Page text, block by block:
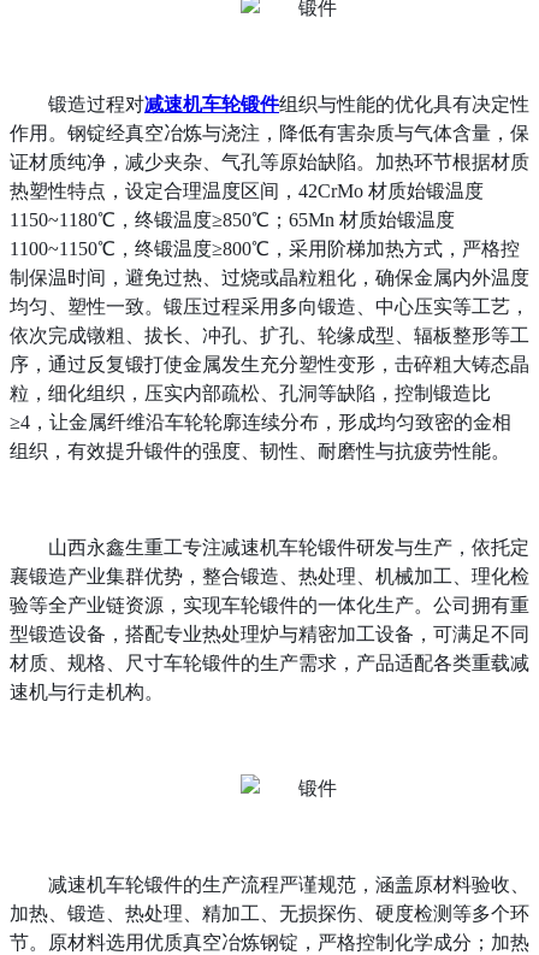
锻造过程对减速机车轮锻件组织与性能的优化具有决定性
作用。钢锭经真空冶炼与浇注，降低有害杂质与气体含量，保
证材质纯净，减少夹杂、气孔等原始缺陷。加热环节根据材质
热塑性特点，设定合理温度区间， 42CrMo 材质始锻温度
1150~1180℃，终锻温度≥850℃；65Mn 材质始锻温度
1100~1150℃，终锻温度≥800℃，采用阶梯加热方式，严格控
制保温时间，避免过热、过烧或晶粒粗化，确保金属内外温度
均匀、塑性一致。锻压过程采用多向锻造、中心压实等工艺，
依次完成镦粗、拔长、冲孔、扩孔、轮缘成型、辐板整形等工
序，通过反复锻打使金属发生充分塑性变形，击碎粗大铸态晶
粒，细化组织，压实内部疏松、孔洞等缺陷，控制锻造比
≥4，让金属纤维沿车轮轮廓连续分布，形成均匀致密的金相
组织，有效提升锻件的强度、韧性、耐磨性与抗疲劳性能。
山西永鑫生重工专注减速机车轮锻件研发与生产，依托定
襄锻造产业集群优势，整合锻造、热处理、机械加工、理化检
验等全产业链资源，实现车轮锻件的一体化生产。公司拥有重
型锻造设备，搭配专业热处理炉与精密加工设备，可满足不同
材质、规格、尺寸车轮锻件的生产需求，产品适配各类重载减
速机与行走机构。
减速机车轮锻件的生产流程严谨规范，涵盖原材料验收、
加热、锻造、热处理、精加工、无损探伤、硬度检测等多个环
节。原材料选用优质真空冶炼钢锭，严格控制化学成分；加热